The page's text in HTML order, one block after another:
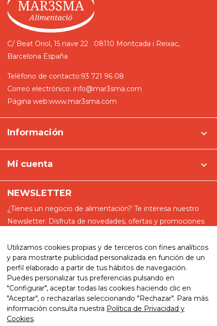
C/ Beat Oriol, 15 nave 22
08110 Montcada i Reixac,
Barcelona España
Teléfono de contacto:93 721 96 08
Correo electrónico: info@mar3sma.com
Página web:www.mar3sma.com
Información 
Mi cuenta 
NEWSLETTER
¿Tienes un negocio de alimentación? Te interesa nuestro
Newsletter. Disfruta de novedades, ofertas y promociones
He leído y acepto la política de privacidad
Utilizamos cookies propias y de terceros con fines analíticos
y para mostrarte publicidad personalizada en función de un
perfil elaborado a partir de tus hábitos de navegación.
Puedes personalizar tus preferencias pulsando en
"Configurar", aceptar todas las cookies haciendo clic en
"Aceptar", o rechazarlas seleccionando "Rechazar". Para más
información consulta nuestra Política de Privacidad y
Cookies.